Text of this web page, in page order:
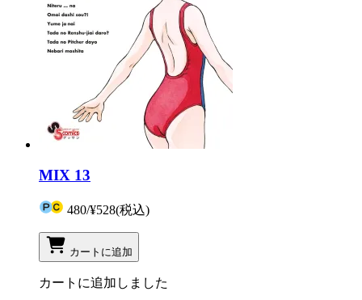
MIX 13
480/¥528(税込)
カートに追加
カートに追加しました